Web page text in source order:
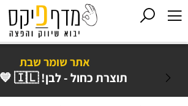
אתר שומר שבת
תוצרת כחול - לבן! 🇮🇱 💙🤍💪